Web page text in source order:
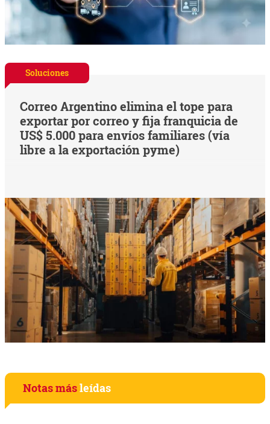
Soluciones
Correo Argentino elimina el tope para
exportar por correo y fija franquicia de
US$ 5.000 para envíos familiares (vía
libre a la exportación pyme)
Notas másleídas